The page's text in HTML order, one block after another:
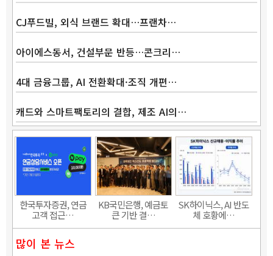
Band
CJ푸드빌, 외식 브랜드 확대…프랜차…
아이에스동서, 건설부문 반등…콘크리…
4대 금융그룹, AI 전환확대·조직 개편…
캐드와 스마트팩토리의 결합, 제조 AI의…
한국투자증권, 연금
고객 접근…
KB국민은행, 예금토
큰 기반 결…
SK하이닉스, AI 반도
체 호황에…
많이 본 뉴스